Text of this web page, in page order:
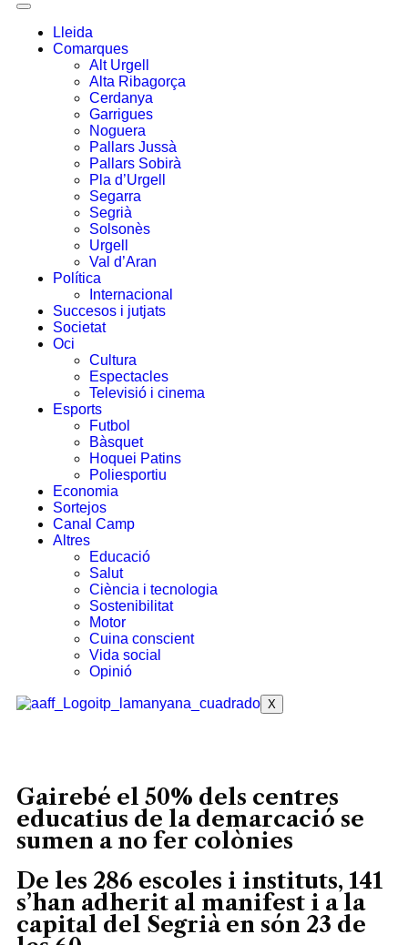
Lleida
Comarques
Alt Urgell
Alta Ribagorça
Cerdanya
Garrigues
Noguera
Pallars Jussà
Pallars Sobirà
Pla d’Urgell
Segarra
Segrià
Solsonès
Urgell
Val d’Aran
Política
Internacional
Succesos i jutjats
Societat
Oci
Cultura
Espectacles
Televisió i cinema
Esports
Futbol
Bàsquet
Hoquei Patins
Poliesportiu
Economia
Sortejos
Canal Camp
Altres
Educació
Salut
Ciència i tecnologia
Sostenibilitat
Motor
Cuina conscient
Vida social
Opinió
X
Gairebé el 50% dels centres
educatius de la demarcació se
sumen a no fer colònies
De les 286 escoles i instituts, 141
s’han adherit al manifest i a la
capital del Segrià en són 23 de